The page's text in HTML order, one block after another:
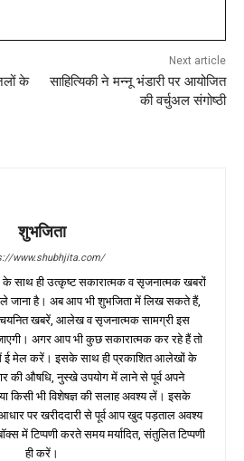
के
Next article
साहित्यिकी ने मन्नू भंडारी पर आयोजित
की वर्चुअल संगोष्ठी
शुभजिता
www.shubhjita.com/
साथ ही उत्कृष्ट सकारात्मक व सृजनात्मक खबरों
जाना है। अब आप भी शुभजिता में लिख सकते हैं,
चयनित खबरें, आलेख व सृजनात्मक सामग्री इस
अगर आप भी कुछ सकारात्मक कर रहे हैं तो
ई मेल करें। इसके साथ ही प्रकाशित आलेखों के
की औषधि, नुस्खे उपयोग में लाने से पूर्व अपने
या किसी भी विशेषज्ञ की सलाह अवश्य लें। इसके
पर खरीददारी से पूर्व आप खुद पड़ताल अवश्य
में टिप्पणी करते समय मर्यादित, संतुलित टिप्पणी
ही करें।